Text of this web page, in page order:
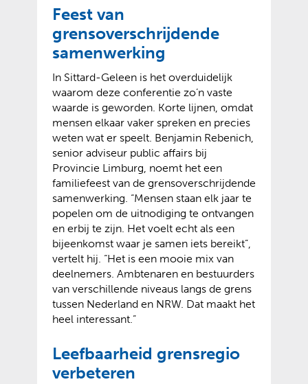
Feest van
grensoverschrijdende
samenwerking
In Sittard-Geleen is het overduidelijk
waarom deze conferentie zo’n vaste
waarde is geworden. Korte lijnen, omdat
mensen elkaar vaker spreken en precies
weten wat er speelt. Benjamin Rebenich,
senior adviseur public affairs bij
Provincie Limburg, noemt het een
familiefeest van de grensoverschrijdende
samenwerking. “Mensen staan elk jaar te
popelen om de uitnodiging te ontvangen
en erbij te zijn. Het voelt echt als een
bijeenkomst waar je samen iets bereikt”,
vertelt hij. “Het is een mooie mix van
deelnemers. Ambtenaren en bestuurders
van verschillende niveaus langs de grens
tussen Nederland en NRW. Dat maakt het
heel interessant.”
Leefbaarheid grensregio
verbeteren